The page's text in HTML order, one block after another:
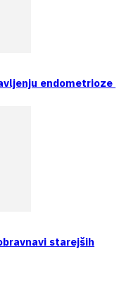
endometrioze
starejših